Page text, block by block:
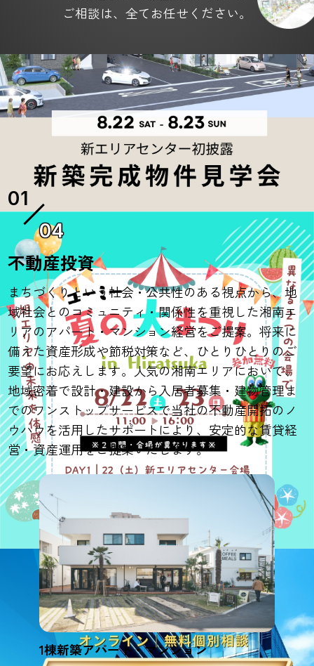
ご相談は、全てお任せください。
4つの充実サービス
Service
04
不動産投資
まちづくりという社会・公共性のある視点から、地
域社会とのコミュニティ・関係性を重視した湘南エ
リアのアパート・マンション経営をご提案。将来に
備えた資産形成や節税対策など、ひとりひとりのご
要望にお応えします。人気の湘南エリアにおいて、
地域密着で設計・建設から入居者募集・建物管理ま
でのワンストップサービスで当社の不動産開拓のノ
ウハウを活用したサポートにより、安定的な賃貸経
営・資産運用をご提案いたします。
1棟新築アパート・マンション